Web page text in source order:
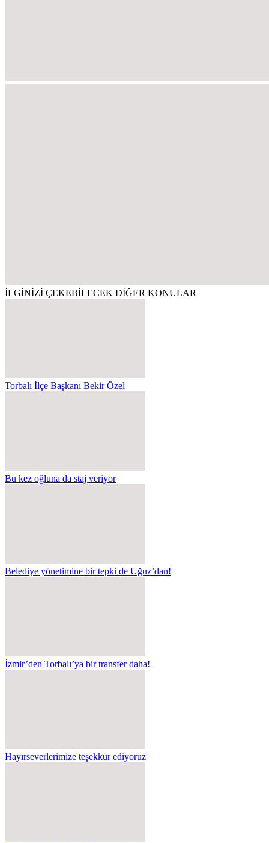
İLGİNİZİ ÇEKEBİLECEK DİĞER KONULAR
Torbalı İlçe Başkanı Bekir Özel
Bu kez oğluna da staj veriyor
Belediye yönetimine bir tepki de Uğuz’dan!
İzmir’den Torbalı’ya bir transfer daha!
Hayırseverlerimize teşekkür ediyoruz